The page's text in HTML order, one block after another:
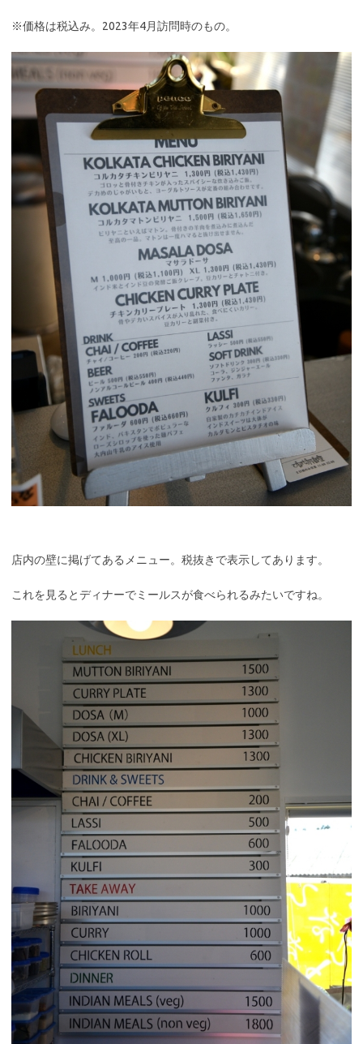
※価格は税込み。2023年4月訪問時のもの。
店内の壁に掲げてあるメニュー。税抜きで表示してあります。
これを見るとディナーでミールスが食べられるみたいですね。